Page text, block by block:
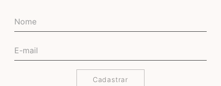
Cadastrar